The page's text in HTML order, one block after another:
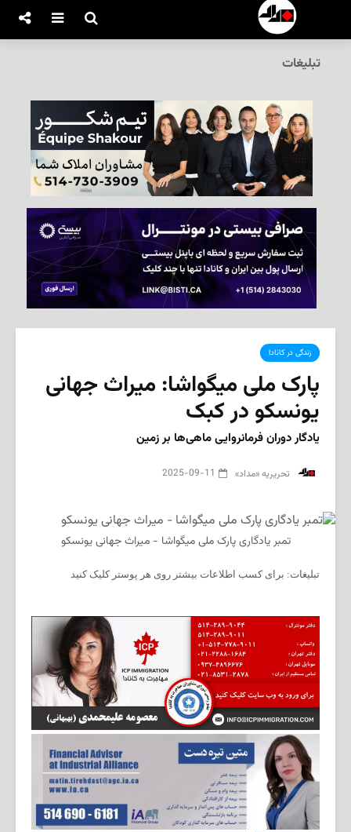
تبلیغات
زندگی در کانادا
پارک ملی میگواشا: میراث جهانی
یونسکو در کبک
یادگار دوران فرمانروایی ماهی‌ها بر زمین
‌ تحریریه «مداد» 2025-09-11
تمبر یادگاری پارک ملی میگواشا - میراث جهانی یونسکو
تبلیغات: برای کسب اطلاعات بیشتر روی هر پوستر کلیک کنید